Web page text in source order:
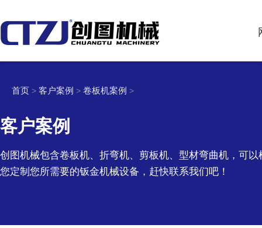
首页 > 客户案例 > 卷板机案例 >
客户案例
创图机械包含卷板机、折弯机、剪板机、型材弯曲机，可
您定制您所需要的钣金机械设备，赶快联系我们吧！